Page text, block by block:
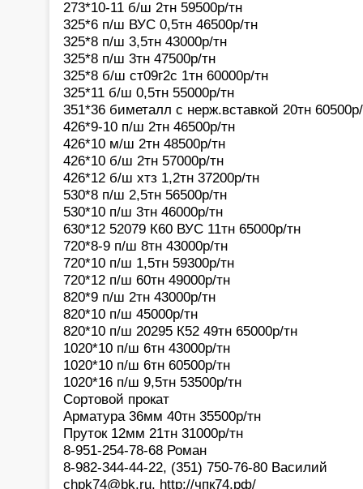
273*10-11 б/ш 2тн 59500р/тн
325*6 п/ш ВУС 0,5тн 46500р/тн
325*8 п/ш 3,5тн 43000р/тн
325*8 п/ш 3тн 47500р/тн
325*8 б/ш ст09г2с 1тн 60000р/тн
325*11 б/ш 0,5тн 55000р/тн
351*36 биметалл с нерж.вставкой 20тн
426*9-10 п/ш 2тн 46500р/тн
426*10 м/ш 2тн 48500р/тн
426*10 б/ш 2тн 57000р/тн
426*12 б/ш хтз 1,2тн 37200р/тн
530*8 п/ш 2,5тн 56500р/тн
530*10 п/ш 3тн 46000р/тн
630*12 52079 К60 ВУС 11тн 65000р/тн
720*8-9 п/ш 8тн 43000р/тн
720*10 п/ш 1,5тн 59300р/тн
720*12 п/ш 60тн 49000р/тн
820*9 п/ш 2тн 43000р/тн
820*10 п/ш 45000р/тн
820*10 п/ш 20295 К52 49тн 65000р/тн
1020*10 п/ш 6тн 43000р/тн
1020*10 п/ш 6тн 60500р/тн
1020*16 п/ш 9,5тн 53500р/тн
Сортовой прокат
Арматура 36мм 40тн 35500р/тн
Пруток 12мм 21тн 31000р/тн
8-951-254-78-68 Роман
8-982-344-44-22, (351) 750-76-80 Василий
chpk74@bk.ru, http://чпк74.рф/